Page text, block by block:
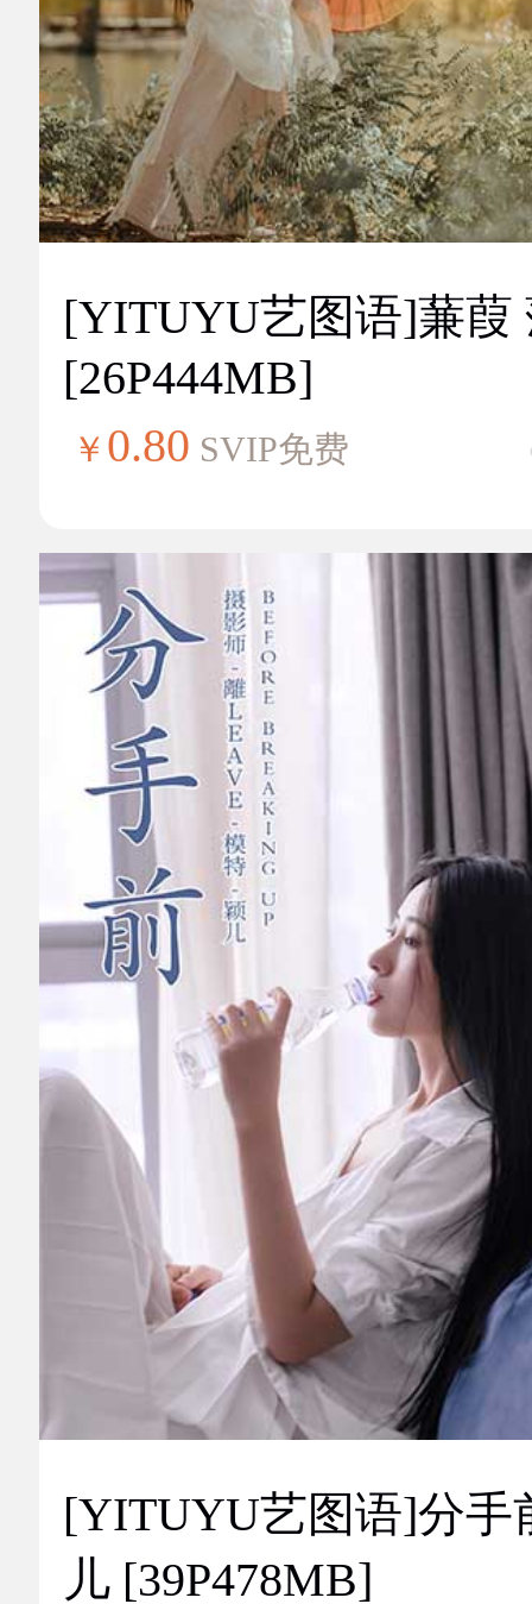
[YITUYU艺图语]蒹葭
[26P444MB]
￥ 0.80 SVIP免费
[YITUYU艺图语]分手
儿 [39P478MB]